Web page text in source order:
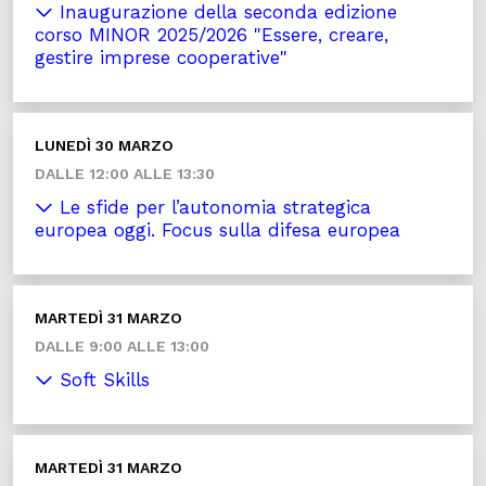
Inaugurazione della seconda edizione
corso MINOR 2025/2026 "Essere, creare,
gestire imprese cooperative"
LUNEDÌ 30 MARZO
DALLE 12:00 ALLE 13:30
Le sfide per l’autonomia strategica
europea oggi. Focus sulla difesa europea
MARTEDÌ 31 MARZO
DALLE 9:00 ALLE 13:00
Soft Skills
MARTEDÌ 31 MARZO